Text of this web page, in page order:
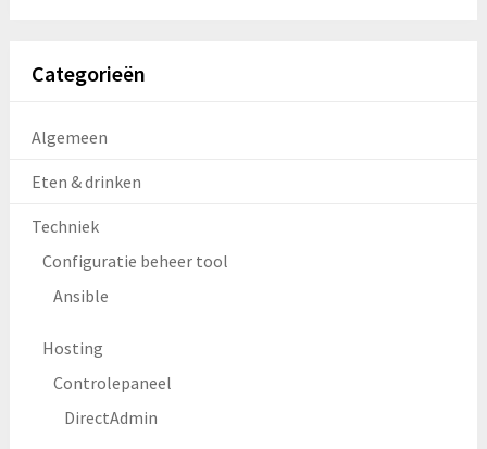
Categorieën
Algemeen
Eten & drinken
Techniek
Configuratie beheer tool
Ansible
Hosting
Controlepaneel
DirectAdmin